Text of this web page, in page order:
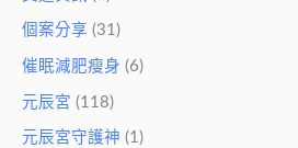
個案分享 (31)
催眠減肥瘦身 (6)
元辰宮 (118)
元辰宮守護神 (1)